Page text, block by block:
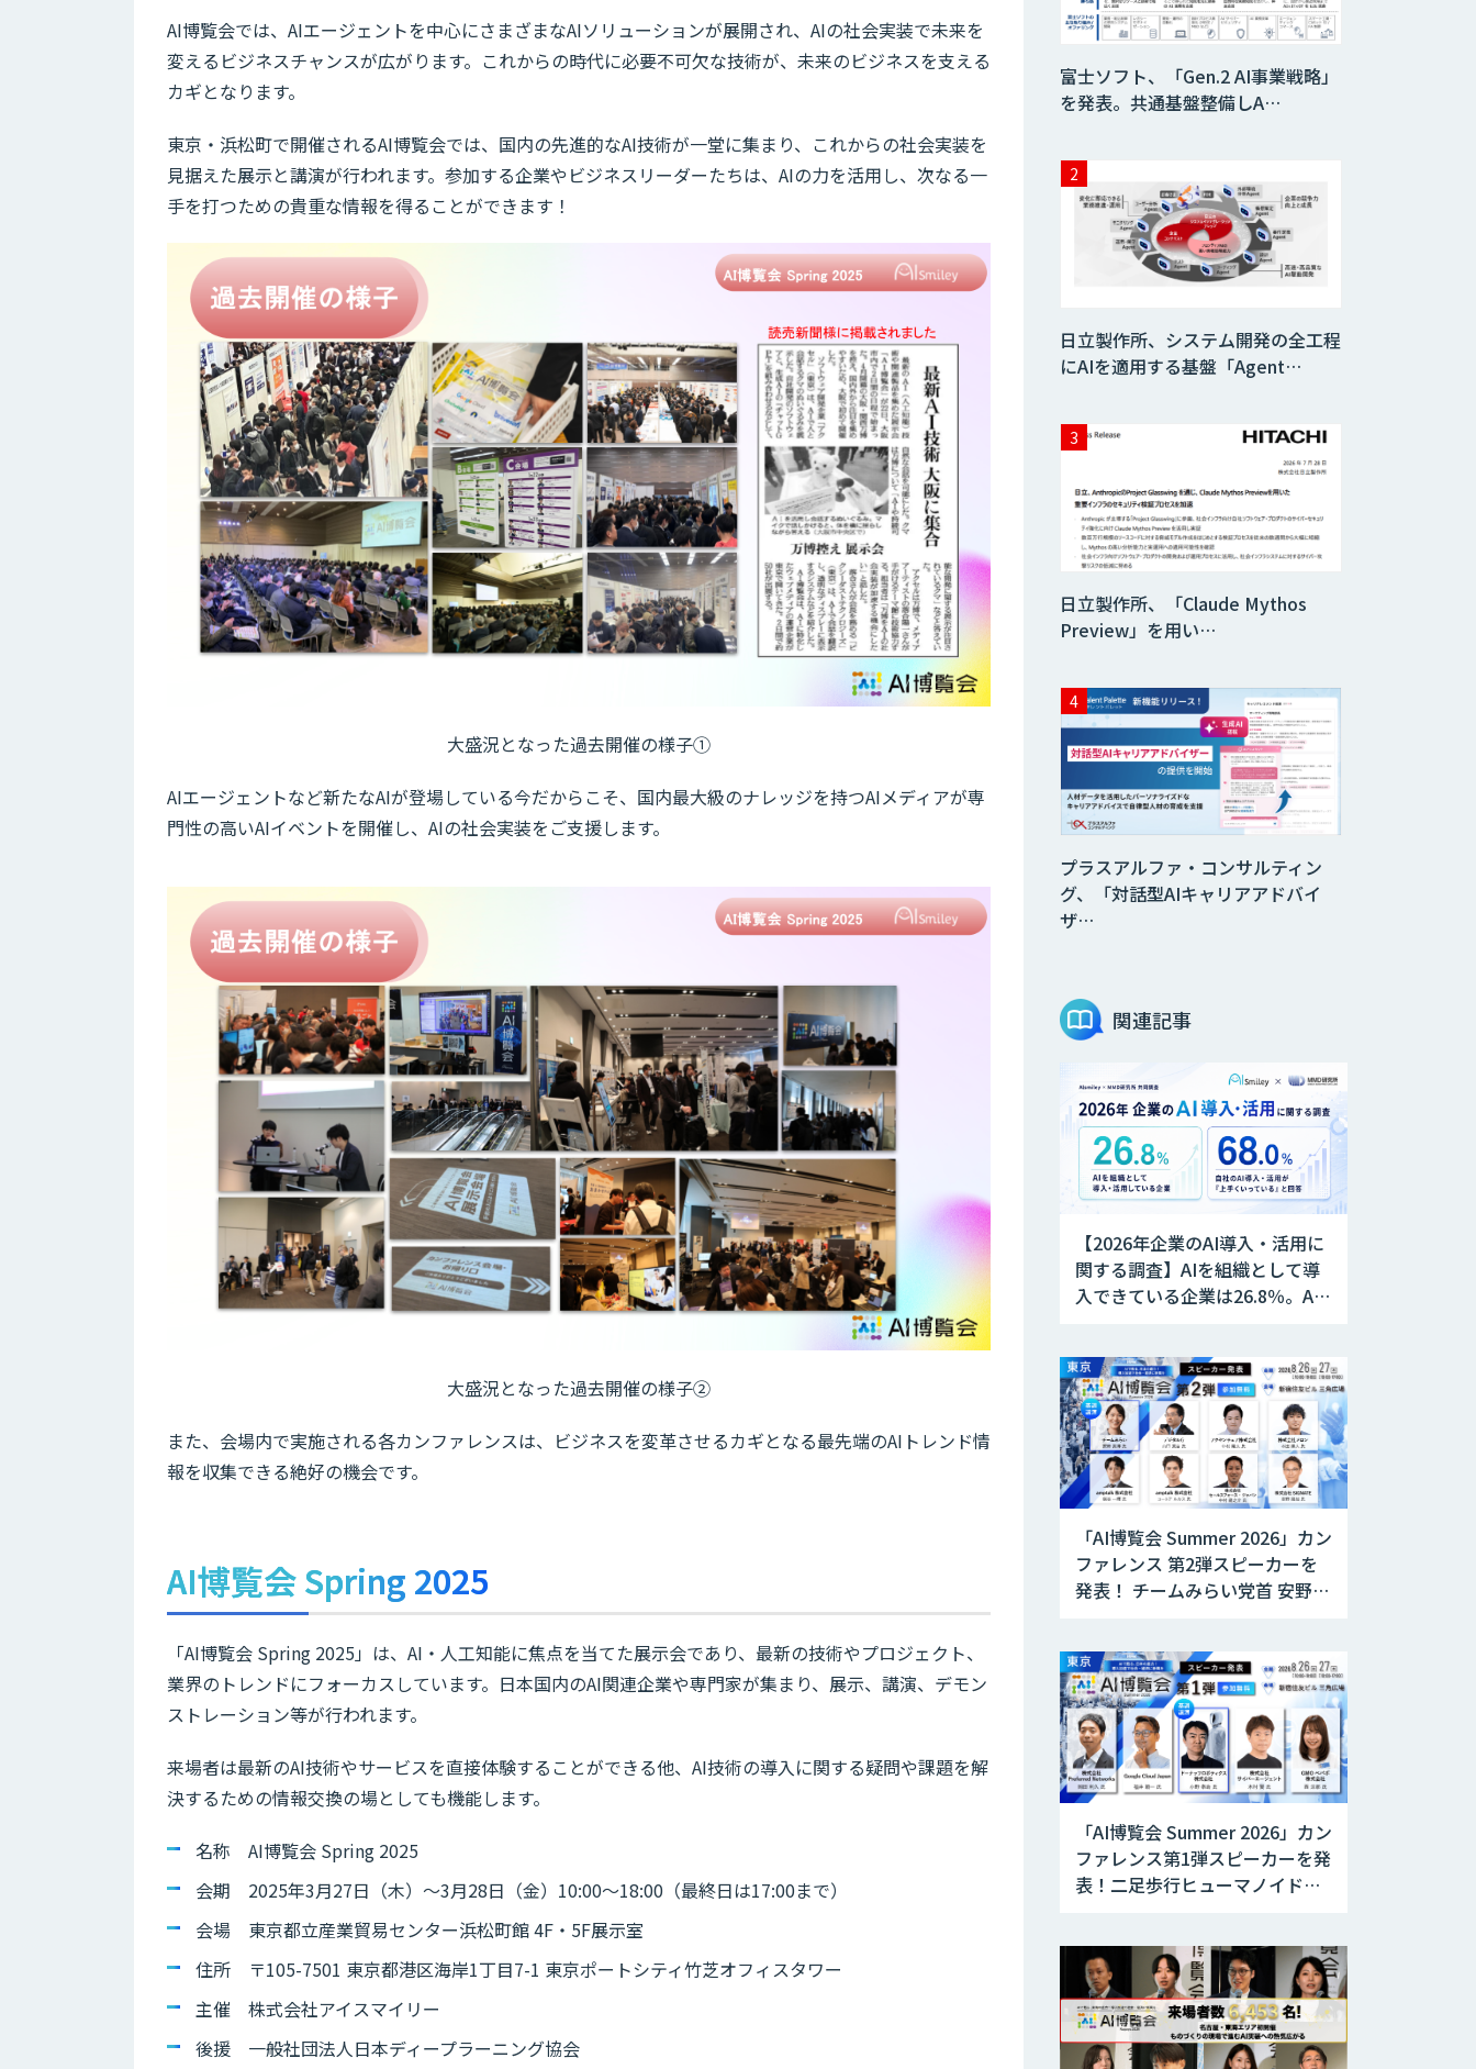
AI博覧会では、AIエージェントを中心にさまざまなAIソリューションが展開され、AIの社会実装で未来を
変えるビジネスチャンスが広がります。これからの時代に必要不可欠な技術が、未来のビジネスを支える
カギとなります。
東京・浜松町で開催されるAI博覧会では、国内の先進的なAI技術が一堂に集まり、これからの社会実装を
見据えた展示と講演が行われます。参加する企業やビジネスリーダーたちは、AIの力を活用し、次なる一
手を打つための貴重な情報を得ることができます！
大盛況となった過去開催の様子①
AIエージェントなど新たなAIが登場している今だからこそ、国内最大級のナレッジを持つAIメディアが専
門性の高いAIイベントを開催し、AIの社会実装をご支援します。
大盛況となった過去開催の様子②
また、会場内で実施される各カンファレンスは、ビジネスを変革させるカギとなる最先端のAIトレンド情
報を収集できる絶好の機会です。
AI博覧会 Spring 2025
「AI博覧会 Spring 2025」は、AI・人工知能に焦点を当てた展示会であり、最新の技術やプロジェクト、
業界のトレンドにフォーカスしています。 日本国内のAI関連企業や専門家が集まり、展示、講演、デモン
ストレーション等が行われます。
来場者は最新のAI技術やサービスを直接体験することができる他、AI技術の導入に関する疑問や課題を解
決するための情報交換の場としても機能します。
名称 AI博覧会 Spring 2025
会期 2025年3月27日（木）～3月28日（金）10:00～18:00（最終日は17:00まで）
会場 東京都立産業貿易センター浜松町館 4F・5F展示室
住所 〒105-7501 東京都港区海岸1丁目7-1 東京ポートシティ竹芝オフィスタワー
主催 株式会社アイスマイリー
後援 一般社団法人日本ディープラーニング協会
富士ソフト、「Gen.2 AI事業戦略」
を発表。共通基盤整備しA…
日立製作所、システム開発の全工程
にAIを適用する基盤「Agent…
日立製作所、「Claude Mythos
Preview」を用い…
プラスアルファ・コンサルティン
グ、「対話型AIキャリアアドバイ
ザ…
関連記事
【2026年企業のAI導入・活用に
関する調査】AIを組織として導
入できている企業は26.8％。AI
いる」と回答
「AI博覧会 Summer 2026」カン
ファレンス 第2弾スピーカーを
発表！ チームみらい党首 安野貴
AI、経営・製造・営業のAI活用
事例も公開
「AI博覧会 Summer 2026」カン
ファレンス第1弾スピーカーを発
表！二足歩行ヒューマノイドの
Networksが登壇